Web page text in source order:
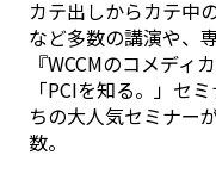
カテ出しからカテ中
など多数の講演や、
『WCCMのコメデ
「PCIを知る。」セ
ちの大人気セミナー
数。